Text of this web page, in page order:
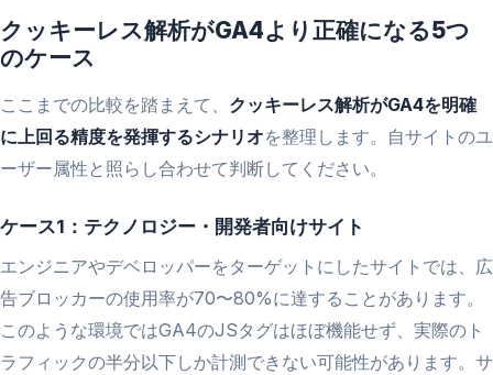
クッキーレス解析がGA4より正確になる5つ
のケース
ここまでの比較を踏まえて、 クッキーレス解析がGA4を明確
に上回る精度を発揮するシナリオを整理します。自サイトのユ
ーザー属性と照らし合わせて判断してください。
ケース1：テクノロジー・開発者向けサイト
エンジニアやデベロッパーをターゲットにしたサイトでは、広
告ブロッカーの使用率が70〜80%に達することがあります。
このような環境ではGA4のJSタグはほぼ機能せず、実際のト
ラフィックの半分以下しか計測できない可能性があります。サ